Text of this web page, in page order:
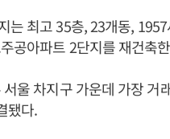
는 최고 35층, 23개동,
공아파트 2단지를 재건축
울 차지구 가운데 가장 거
됐다.